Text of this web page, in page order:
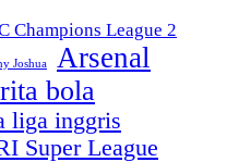
Champions League 2
Joshua Arsenal
bola
liga inggris
Super League